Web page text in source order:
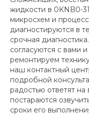
жидкости в 0KNB0-
микросхем и
диагностируются в
срочная
согласуются с вами
ремонтируем
наш контактный
подробной
радостью ответят
постараются
сроки его